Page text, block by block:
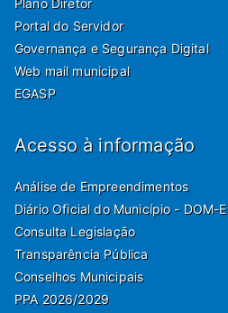
Plano Diretor
Portal do Servidor
Governança e Segurança Digital
Web mail municipal
EGASP
Acesso à informação
Análise de Empreendimentos
Diário Oficial do Município - DOM-E
Consulta Legislação
Transparência Pública
Conselhos Municipais
PPA 2026/2029